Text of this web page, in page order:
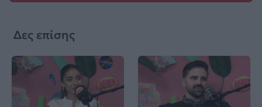
Δες επίσης